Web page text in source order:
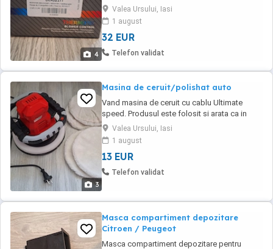
4
de aer din interior, compatibil în principal cu
autovehiculele Renault. Acesta controlează
viteza ventilatorului de habitaclu și este
destinat exclusiv mașinilor echipate cu sistem
de climatizare automată (climatronic). Acest
Valea Ursului, Iasi
1 august
32 EUR
Telefon validat
3
Masina de ceruit/polishat auto
Vand masina de ceruit cu cablu Ultimate
speed. Produsul este folosit si arata ca in
poze. Diametrul discului este de aproximativ
25 cm. pret 70 lei
Valea Ursului, Iasi
1 august
13 EUR
Telefon validat
Masca compartiment depozitare
Citroen / Peugeot
Masca compartiment depozitare pentru